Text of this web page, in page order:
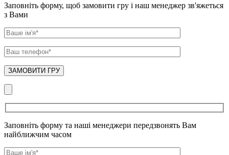
Заповніть форму, щоб замовити гру і наш менеджер зв'яжеться
з Вами
Заповніть форму та наші менеджери передзвонять Вам
найближчим часом